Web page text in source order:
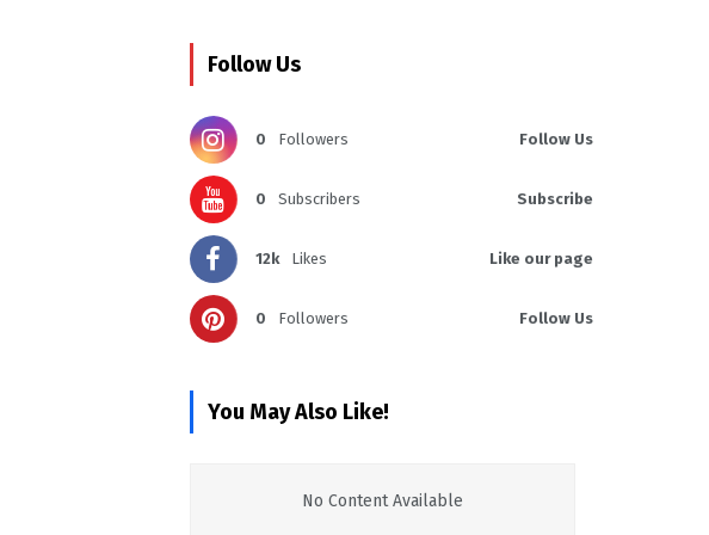
Follow Us
0 Followers Follow Us
0 Subscribers Subscribe
12k Likes Like our page
0 Followers Follow Us
You May Also Like!
No Content Available